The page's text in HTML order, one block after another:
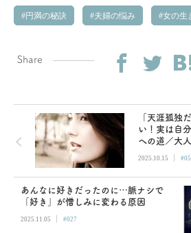
円満の秘訣 夫婦の悩み 女の生
Share
「天涯孤独
い！実は自
への道／大
愛の違い
2025.10.15 |
あんなに好きだったのに…脈ナシで
「好き」が憎しみに変わる原因
2025.11.05 | #027